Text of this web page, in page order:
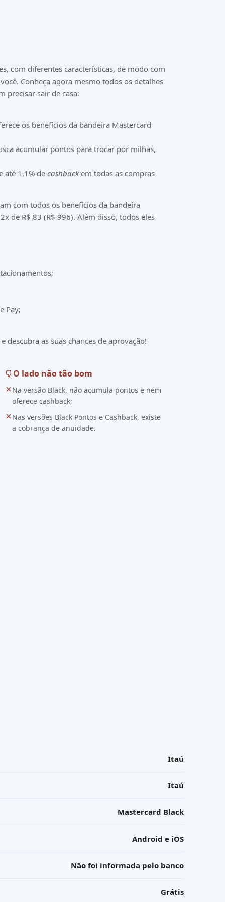
com diferentes características, de modo com
Conheça agora mesmo todos os detalhes
precisar sair de casa:
os benefícios da bandeira Mastercard
acumular pontos para trocar por milhas,
até 1,1% de cashbackem todas as compras
com todos os benefícios da bandeira
de R$ 83 (R$ 996). Além disso, todos eles
Pay;
as suas chances de aprovação!
O lado não tão bom
Na versão Black, não acumula pontos e nem
oferece cashback;
Nas versões Black Pontos e Cashback, existe
a cobrança de anuidade.
Itaú
Itaú
Mastercard Black
Android e iOS
Não foi informada pelo banco
Grátis